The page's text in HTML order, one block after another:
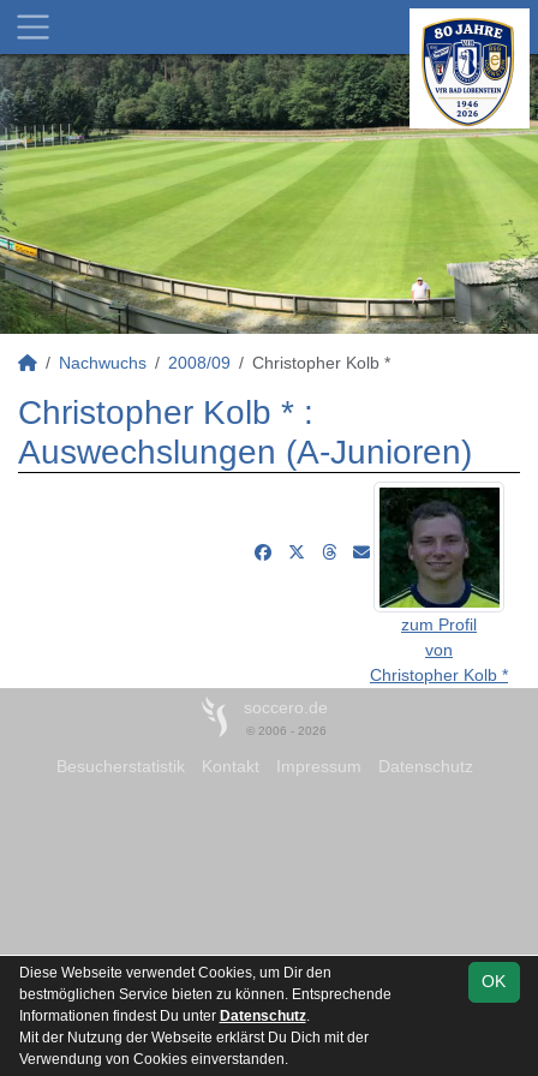
Nachwuchs 2008/09 Christopher Kolb *
Christopher Kolb * :
Auswechslungen (A-Junioren)
zum Profil
von
Christopher Kolb *
soccero.de
© 2006 - 2026
Besucherstatistik Kontakt Impressum Datenschutz
OK
Diese Webseite verwendet Cookies, um Dir den
bestmöglichen Service bieten zu können. Entsprechende
Informationen findest Du unter Datenschutz.
Mit der Nutzung der Webseite erklärst Du Dich mit der
Verwendung von Cookies einverstanden.